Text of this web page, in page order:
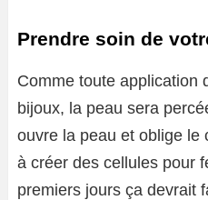
Prendre soin de
Comme toute application
bijoux, la peau sera
ouvre la peau et oblige le
à créer des cellules pour
premiers jours ça devrait